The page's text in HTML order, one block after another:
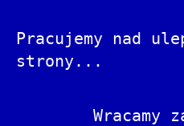
Pracujemy nad
strony...
Wracamy